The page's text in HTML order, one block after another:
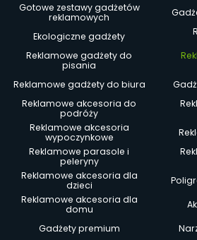
Gotowe zestawy gadżetów
reklamowych
Ekologiczne gadżety
Reklamowe gadżety do
pisania
Reklamowe gadżety do biura
Reklamowe akcesoria do
podróży
Reklamowe akcesoria
wypoczynkowe
Reklamowe parasole i
peleryny
Reklamowe akcesoria dla
dzieci
Reklamowe akcesoria dla
domu
Gadżety premium